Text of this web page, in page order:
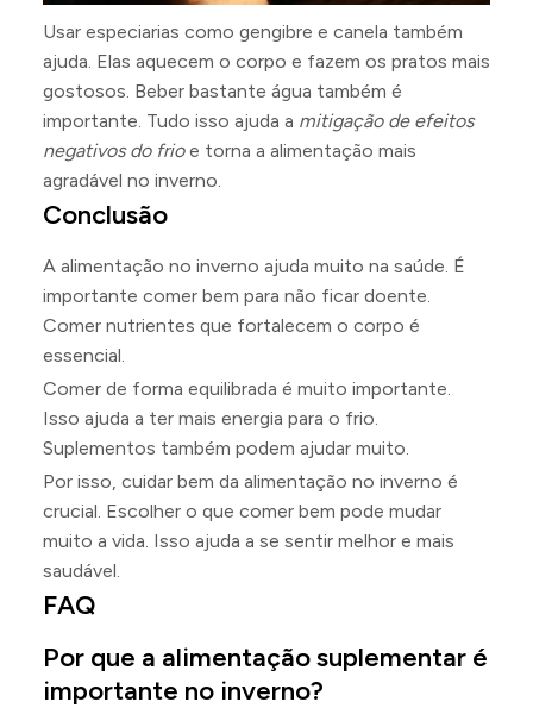
Usar especiarias como gengibre e canela também
ajuda. Elas aquecem o corpo e fazem os pratos mais
gostosos. Beber bastante água também é
importante. Tudo isso ajuda a mitigação de efeitos
negativos do frioe torna a alimentação mais
agradável no inverno.
Conclusão
A alimentação no inverno ajuda muito na saúde. É
importante comer bem para não ficar doente.
Comer nutrientes que fortalecem o corpo é
essencial.
Comer de forma equilibrada é muito importante.
Isso ajuda a ter mais energia para o frio.
Suplementos também podem ajudar muito.
Por isso, cuidar bem da alimentação no inverno é
crucial. Escolher o que comer bem pode mudar
muito a vida. Isso ajuda a se sentir melhor e mais
saudável.
FAQ
Por que a alimentação suplementar é
importante no inverno?